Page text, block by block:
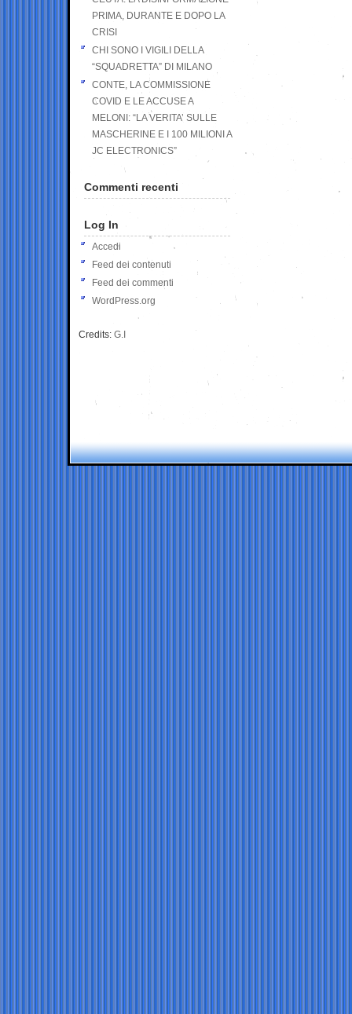
PRIMA, DURANTE E DOPO LA
CRISI
CHI SONO I VIGILI DELLA
“SQUADRETTA” DI MILANO
CONTE, LA COMMISSIONE
COVID E LE ACCUSE A
MELONI: “LA VERITA’ SULLE
MASCHERINE E I 100 MILIONI A
JC ELECTRONICS”
Commenti recenti
Log In
Accedi
Feed dei contenuti
Feed dei commenti
WordPress.org
Credits: G.I